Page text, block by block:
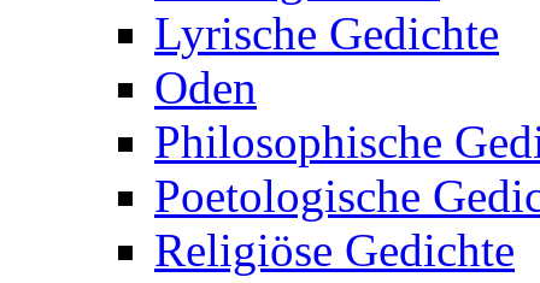
Lyrische Gedichte
Oden
Philosophische
Poetologische
Religiöse Gedichte